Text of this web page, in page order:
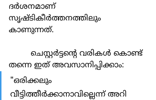
ദര്‍ശനമാണ്
സൃഷ്ടികീര്‍ത്തനത്തിലും
കാണുന്നത്.
തന്നെ ഇത് അവസാനിപ്പിക്കാം:
"ഒരിക്കലും
വീട്ടിത്തീര്‍ക്കാനാവില്ലെന്ന് അറി